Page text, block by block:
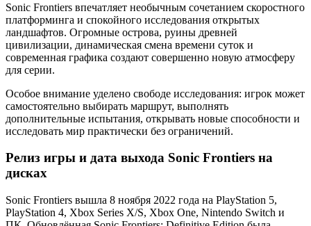
Sonic Frontiers впечатляет необычным сочетанием скоростного
платформинга и спокойного исследования открытых
ландшафтов. Огромные острова, руины древней
цивилизации, динамическая смена времени суток и
современная графика создают совершенно новую атмосферу
для серии.
Особое внимание уделено свободе исследования: игрок может
самостоятельно выбирать маршрут, выполнять
дополнительные испытания, открывать новые способности и
исследовать мир практически без ограничений.
Релиз игры и дата выхода Sonic Frontiers на
дисках
Sonic Frontiers вышла 8 ноября 2022 года на PlayStation 5,
PlayStation 4, Xbox Series X/S, Xbox One, Nintendo Switch и